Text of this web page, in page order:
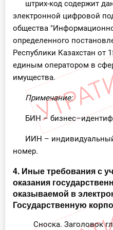
штрих-код содержит
электронной цифровой
общества
определенного
Республики Казахстан от
единым оператором в
имущества.
Примечание:
БИН –
ИИН –
номер.
4. Иные требования с
оказания
оказываемой в
Государственную
Сноска. Заголовок